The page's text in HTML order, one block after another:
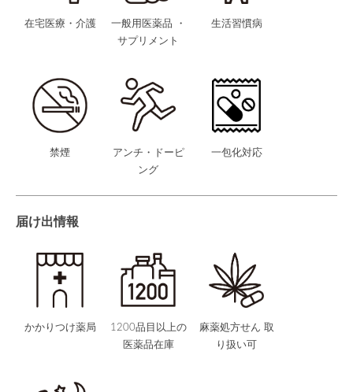
在宅医療・介護
一般用医薬品 ・
サプリメント
生活習慣病
禁煙
アンチ・ドーピ
ング
一包化対応
届け出情報
かかりつけ薬局
1200品目以上の
医薬品在庫
麻薬処方せん 取
り扱い可